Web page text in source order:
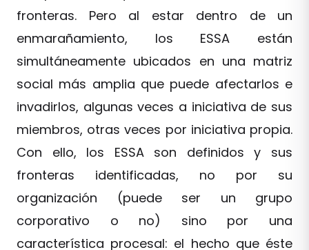
fronteras. Pero al estar dentro de un
enmarañamiento, los ESSA están
simultáneamente ubicados en una matriz
social más amplia que puede afectarlos e
invadirlos, algunas veces a iniciativa de sus
miembros, otras veces por iniciativa propia.
Con ello, los ESSA son definidos y sus
fronteras identificadas, no por su
organización (puede ser un grupo
corporativo o no) sino por una
característica procesal: el hecho que éste